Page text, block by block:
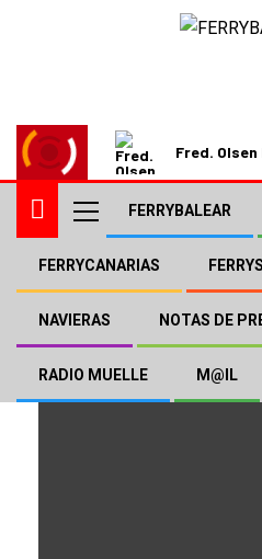
Fred.
FERRYBALEAR
FERRYCANARIAS
NAVIERAS NOTAS DE
RADIO MUELLE M@IL
DFDS